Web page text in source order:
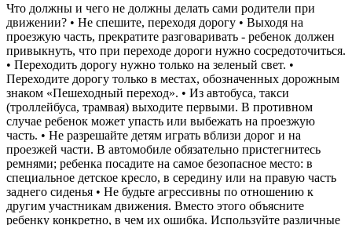
Что должны и чего не должны делать сами родители при
движении? • Не спешите, переходя дорогу • Выходя на
проезжую часть, прекратите разговаривать - ребенок должен
привыкнуть, что при переходе дороги нужно сосредоточиться.
• Переходить дорогу нужно только на зеленый свет. •
Переходите дорогу только в местах, обозначенных дорожным
знаком «Пешеходный переход». • Из автобуса, такси
(троллейбуса, трамвая) выходите первыми. В противном
случае ребенок может упасть или выбежать на проезжую
часть. • Не разрешайте детям играть вблизи дорог и на
проезжей части. В автомобиле обязательно пристегнитесь
ремнями; ребенка посадите на самое безопасное место: в
специальное детское кресло, в середину или на правую часть
заднего сиденья • Не будьте агрессивны по отношению к
другим участникам движения. Вместо этого объясните
ребенку конкретно, в чем их ошибка. Используйте различные